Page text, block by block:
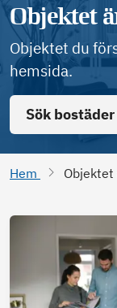
Objektet
Objektet du
hemsida.
Sök
Hem